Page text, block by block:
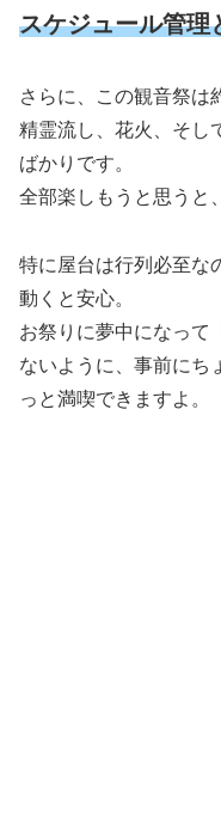
スケジュール管理
さらに、この観音祭は
精霊流し、花火、そし
ばかりです。
全部楽しもうと思うと
特に屋台は行列必至な
動くと安心。
お祭りに夢中になって
ないように、事前にち
っと満喫できますよ。